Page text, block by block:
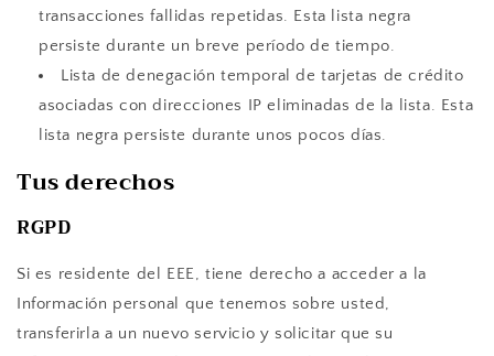
transacciones fallidas repetidas. Esta lista negra
persiste durante un breve período de tiempo.
Lista de denegación temporal de tarjetas de crédito
asociadas con direcciones IP eliminadas de la lista. Esta
lista negra persiste durante unos pocos días.
Tus derechos
RGPD
Si es residente del EEE, tiene derecho a acceder a la
Información personal que tenemos sobre usted,
transferirla a un nuevo servicio y solicitar que su